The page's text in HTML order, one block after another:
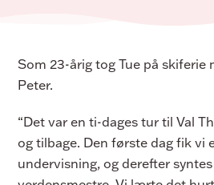
Som 23-årig tog Tue på skiferie
Peter.
“Det var en ti-dages tur til Val
og tilbage. Den første dag fik vi
undervisning, og derefter